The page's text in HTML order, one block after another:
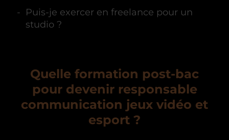
Puis-je exercer en freelance pour un
studio ?
Quelle formation post-bac
pour devenir responsable
communication jeux vidéo et
esport ?